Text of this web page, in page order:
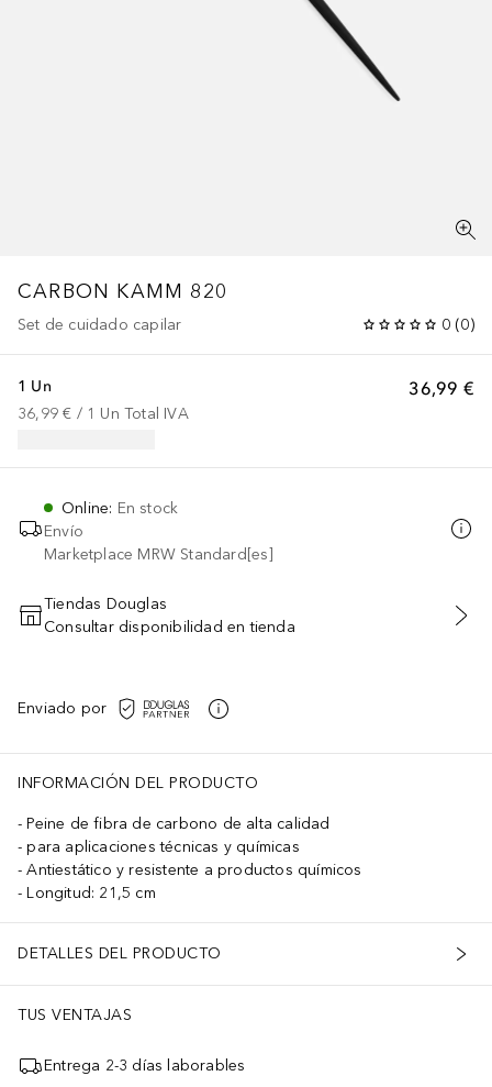
CARBON KAMM 820
Set de cuidado capilar 0 (0)
36,99 €
1 Un
36,99 € / 1 Un Total IVA
Online: En stock
Envío
Marketplace MRW Standard[es]
AÑADIR AL CARRITO
Tiendas Douglas
Consultar disponibilidad en tienda
Enviado por
INFORMACIÓN DEL PRODUCTO
Peine de fibra de carbono de alta calidad
para aplicaciones técnicas y químicas
Antiestático y resistente a productos químicos
Longitud: 21,5 cm
DETALLES DEL PRODUCTO
TUS VENTAJAS
Entrega 2-3 días laborables